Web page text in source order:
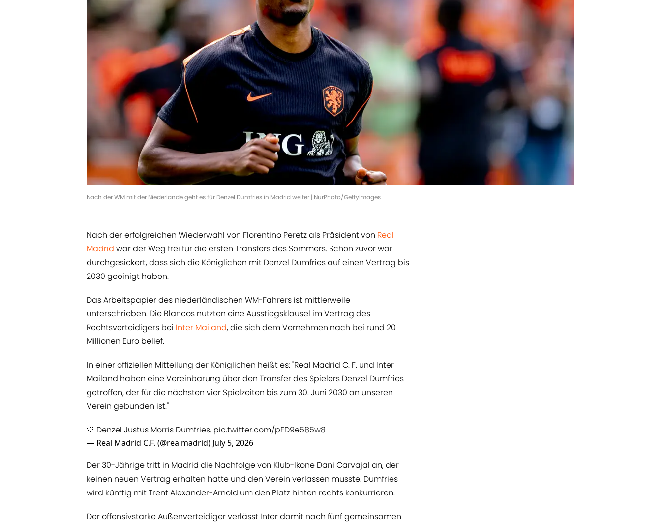
Nach der WM mit der Niederlande geht es für Denzel Dumfries in Madrid weiter | NurPhoto/GettyImages
Nach der erfolgreichen Wiederwahl von Florentino Peretz als Präsident von Real
Madrid war der Weg frei für die ersten Transfers des Sommers. Schon zuvor war
durchgesickert, dass sich die Königlichen mit Denzel Dumfries auf einen Vertrag bis
2030 geeinigt haben.
Das Arbeitspapier des niederländischen WM-Fahrers ist mittlerweile
unterschrieben. Die Blancos nutzten eine Ausstiegsklausel im Vertrag des
Rechtsverteidigers bei Inter Mailand, die sich dem Vernehmen nach bei rund 20
Millionen Euro belief.
In einer offiziellen Mitteilung der Königlichen heißt es: "Real Madrid C. F. und Inter
Mailand haben eine Vereinbarung über den Transfer des Spielers Denzel Dumfries
getroffen, der für die nächsten vier Spielzeiten bis zum 30. Juni 2030 an unseren
Verein gebunden ist."
🤍 Denzel Justus Morris Dumfries. pic.twitter.com/pED9e585w8
— Real Madrid C.F. (@realmadrid) July 5, 2026
Der 30-Jährige tritt in Madrid die Nachfolge von Klub-Ikone Dani Carvajal an, der
keinen neuen Vertrag erhalten hatte und den Verein verlassen musste. Dumfries
wird künftig mit Trent Alexander-Arnold um den Platz hinten rechts konkurrieren.
Der offensivstarke Außenverteidiger verlässt Inter damit nach fünf gemeinsamen